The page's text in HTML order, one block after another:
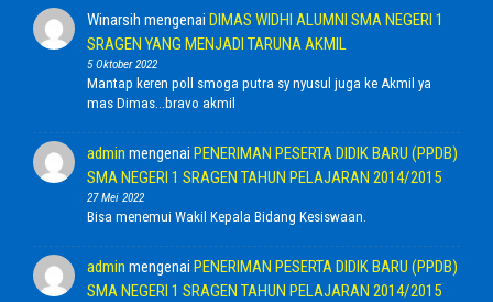
Winarsih mengenai DIMAS WIDHI ALUMNI SMA NEGERI 1
SRAGEN YANG MENJADI TARUNA AKMIL
5 Oktober 2022
Mantap keren poll smoga putra sy nyusul juga ke Akmil ya
mas Dimas...bravo akmil
admin mengenai PENERIMAN PESERTA DIDIK BARU (PPDB)
SMA NEGERI 1 SRAGEN TAHUN PELAJARAN 2014/2015
27 Mei 2022
Bisa menemui Wakil Kepala Bidang Kesiswaan.
admin mengenai PENERIMAN PESERTA DIDIK BARU (PPDB)
SMA NEGERI 1 SRAGEN TAHUN PELAJARAN 2014/2015